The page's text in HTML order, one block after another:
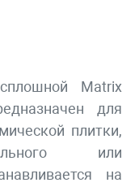
Matrix
для
плитки,
или
на